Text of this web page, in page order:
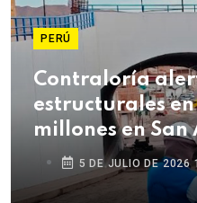
PERÚ
Contraloría
estructurales
millones en San
5 DE JULIO DE 2026